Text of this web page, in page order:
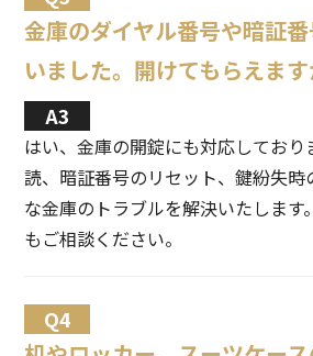
金庫のダイヤル番号や暗証
いました。開けてもらえます
はい、金庫の開錠にも対応しており
読、暗証番号のリセット、鍵紛失時
な金庫のトラブルを解決いたします
もご相談ください。